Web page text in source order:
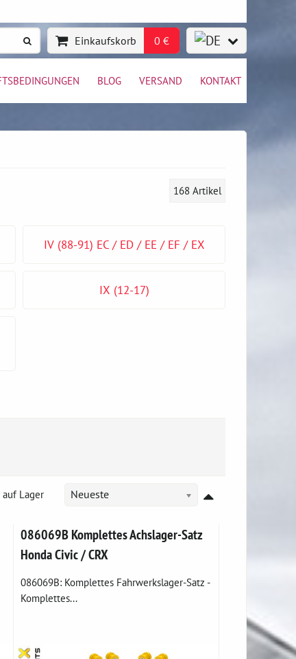
Einkaufskorb 0 €
BLOG VERSAND KONTAKT
168 Artikel
IV (88-91) EC / ED / EE / EF / EX
IX (12-17)
Neueste
auf Lager
086069B Komplettes Achslager-Satz
Honda Civic / CRX
086069B: Komplettes Fahrwerkslager-Satz -
Komplettes...